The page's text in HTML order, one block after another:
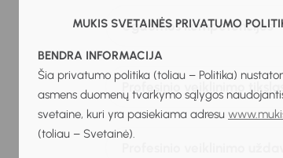
MUKIS SVETAINĖS PRIVATUMO
BENDRA INFORMACIJA
Šia privatumo politika (toliau – Politika)
asmens duomenų tvarkymo sąlygos
svetaine, kuri yra pasiekiama adresu
(toliau – Svetainė).
Ugdomos kompetencijos
Profesinio veiklinimo tikslas